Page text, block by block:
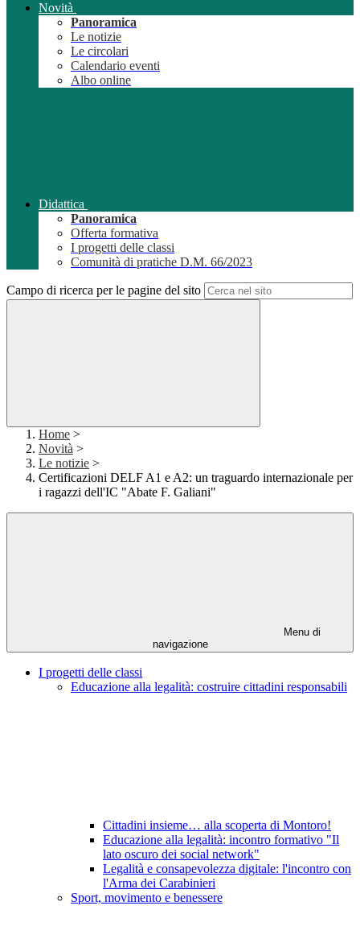
Novità
Panoramica
Le notizie
Le circolari
Calendario eventi
Albo online
Didattica
Panoramica
Offerta formativa
I progetti delle classi
Comunità di pratiche D.M. 66/2023
Campo di ricerca per le pagine del sito
Home >
Novità >
Le notizie >
Certificazioni DELF A1 e A2: un traguardo internazionale per
i ragazzi dell'IC "Abate F. Galiani"
Menu di
navigazione
I progetti delle classi
Educazione alla legalità: costruire cittadini responsabili
Cittadini insieme… alla scoperta di Montoro!
Educazione alla legalità: incontro formativo "Il
lato oscuro dei social network"
Legalità e consapevolezza digitale: l'incontro con
l'Arma dei Carabinieri
Sport, movimento e benessere